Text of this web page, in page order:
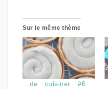
Sur le même thème
…de cuisiner #6 :